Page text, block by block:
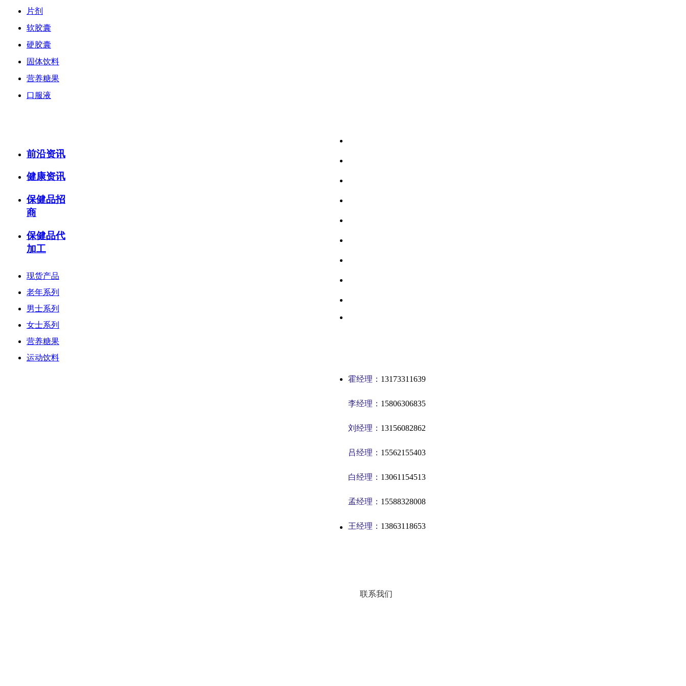
片剂
软胶囊
硬胶囊
固体饮料
营养糖果
口服液
前沿资讯
健康资讯
保健品招
商
保健品代
加工
现货产品
老年系列
男士系列
女士系列
营养糖果
运动饮料
霍经理： 13173311639
李经理： 15806306835
刘经理： 13156082862
吕经理： 15562155403
白经理： 13061154513
孟经理： 15588328008
王经理： 13863118653
联系我们